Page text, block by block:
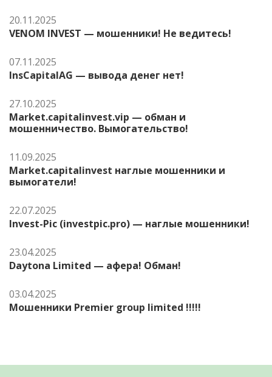
20.11.2025
VENOM INVEST — мошенники! Не ведитесь!
07.11.2025
InsCapitalAG — вывода денег нет!
27.10.2025
Market.capitalinvest.vip — обман и
мошенничество. Вымогательство!
11.09.2025
Market.capitalinvest наглые мошенники и
вымогатели!
22.07.2025
Invest-Pic (investpic.pro) — наглые мошенники!
23.04.2025
Daytona Limited — афера! Обман!
03.04.2025
Мошенники Premier group limited !!!!!